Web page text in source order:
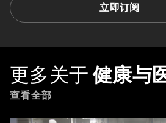
立即订阅
更多关于 健康与
查看全部